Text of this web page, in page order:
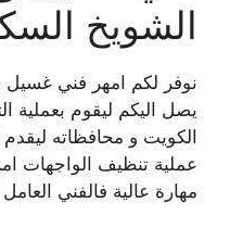
الشويخ
نوفر لكم امهر فني غسيل
يصل اليكم ليقوم
الكويت و محافظاته ليقدم
عملية تنظيف الواجهات
مهارة عالية فالفني العامل